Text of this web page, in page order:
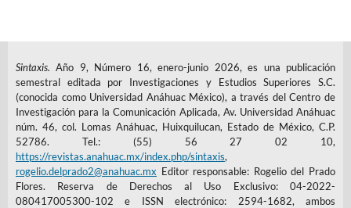
Sintaxis.Año 9, Número 16, enero-junio 2026, es una publicación
semestral editada por Investigaciones y Estudios Superiores S.C.
(conocida como Universidad Anáhuac México), a través del Centro de
Investigación para la Comunicación Aplicada, Av. Universidad Anáhuac
núm. 46, col. Lomas Anáhuac, Huixquilucan, Estado de México, C.P.
52786. Tel.: (55) 56 27 02 10,
https://revistas.anahuac.mx/index.php/sintaxis,
rogelio.delprado2@anahuac.mx Editor responsable: Rogelio del Prado
Flores. Reserva de Derechos al Uso Exclusivo: 04-2022-
080417005300-102 e ISSN electrónico: 2594-1682, ambos